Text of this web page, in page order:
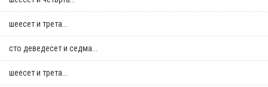
шеесет и трета...
сто деведесет и седма...
шеесет и трета...